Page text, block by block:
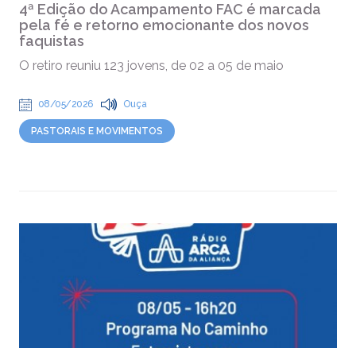
4ª Edição do Acampamento FAC é marcada
pela fé e retorno emocionante dos novos
faquistas
O retiro reuniu 123 jovens, de 02 a 05 de maio
08/05/2026 Ouça
PASTORAIS E MOVIMENTOS